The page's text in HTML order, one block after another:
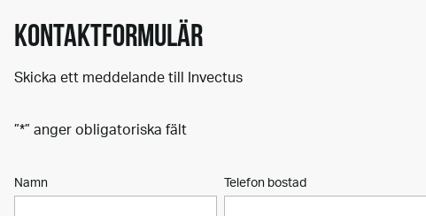
KONTAKTFORMULÄR
Skicka ett meddelande till Invectus
”*” anger obligatoriska fält
Namn Telefon bostad